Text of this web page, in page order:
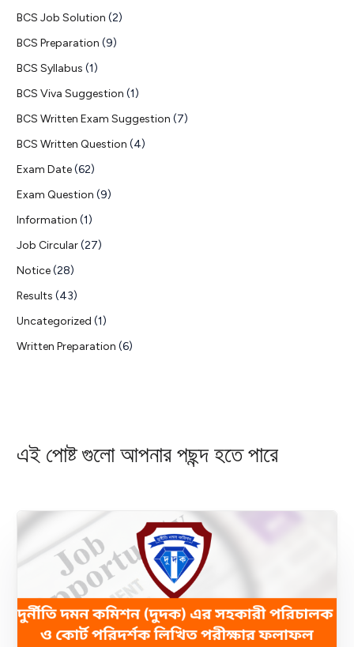
BCS Job Solution (2)
BCS Preparation (9)
BCS Syllabus (1)
BCS Viva Suggestion (1)
BCS Written Exam Suggestion (7)
BCS Written Question (4)
Exam Date(62)
Exam Question (9)
Information (1)
Job Circular(27)
Notice(28)
Results (43)
Uncategorized (1)
Written Preparation (6)
এই পোষ্ট গুলো আপনার পছন্দ হতে পারে